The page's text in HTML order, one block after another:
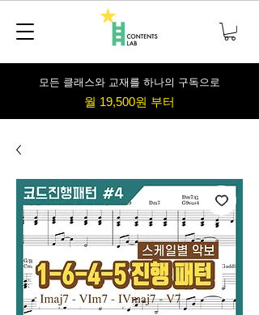
​모든 클래스와 교재를 하나의 구독으로
월 19,500원 부터